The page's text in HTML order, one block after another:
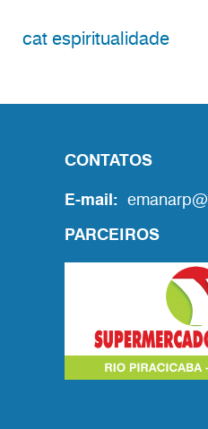
cat espiritualidade
CONTATOS
E-mail:
PARCEIROS